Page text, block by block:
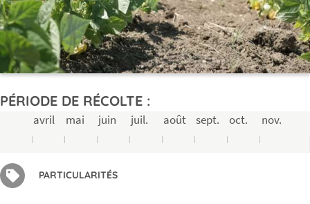
PÉRIODE DE RÉCOLTE :
avril mai juin juil. août sept. oct. nov.
PARTICULARITÉS